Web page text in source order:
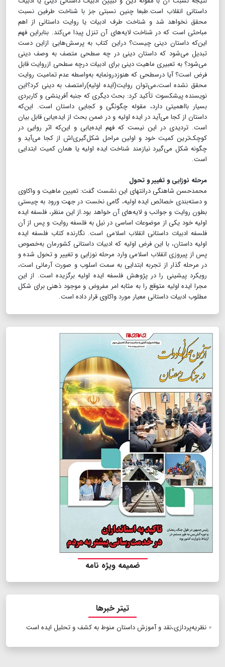
داستانی انقلاب است.طبعا چنین نسبتی جز با شناخت طرفین نسبت
محقق نخواهد شد و شناخت طرف ادبیات یا روایت داستانی از اهم
مباحثی است که در شناخت لایه‌های آن تنزل پیدا می‌کند. بنابراین فهم
این‌که داستان دینی چیست؟ دراین کتاب به پرسش‌هایی ازاین دست
تبدیل می‌شود که داستان دینی در چه سطحی متصف به وصف دینی
می‌شود؟ به تعبیری ماهیت دینی برای ادبیات درچه سطحی ازروایت قابل
فرض است؟ آیا درسطحی که هنوزدرونمایه به‌واسطه عدم تمامیت روایت
محقق نشده است،می‌توان روایت(ایده اولیه)رامتصف به دینی کرد؟این
نویسنده پیشکسوت تأکید کرد: بحث دیگری که جنبه آفرینشی و کاربردی
بسیار با‌اهمیتی دارد، مقوله چگونگی و کجایی داستان است. این‌که
داستان از کجا می‌آید در ایده اولیه و در ضمن بحث از ایده‌یابی قابل بیان
است. تردیدی در این نیست که فهم ایده‌یابی و این‌که اثر روایی در
کوچک‌ترین کمیت خود و اولین مراحل شکل‌گیری‌اش از کجا می‌آید و
چگونه شکل می‌گیرد نیازمند شناخت ایده اولیه یا همان کمیت ابتدایی
است.
مرحله نوزایی و تغییر و تحول
محمد‌حسن شاهنگی درانتهای این نشست گفت: تعیین ماهیت و واکاوی
و دسته‌بندی خصائص ایده اولیه، گامی نخست در جهت ورود به چیستی
بطون روایت و جوانب و لایه‌های آن خواهد بود.از این منظر، فلسفه ایده
اولیه خود یکی از موضوعات اساسی در نیل به فلسفه روایت و پس از آن
فلسفه ادبیات داستانی انقلاب اسلامی است. نگارنده کتاب فلسفه ایده
اولیه داستان، با این فرض اولیه که ادبیات داستانی کشورمان به‌خصوص
پس از پیروزی انقلاب اسلامی وارد مرحله نوزایی و تغییر و تحول شده و
در مرحله گذار از تجربه ابتدایی به سمت اسلوب و صورت آرمانی است،
رویکرد پیشینی را در پژوهش فلسفه ایده اولیه برگزیده است. از این
مجرا ایده اولیه متوقع را به مثابه امر مفروض و موجود ذهنی برای شکل
مطلوب ادبیات داستانی معیار مورد واکاوی قرار داده است.
ضمیمه ویژه نامه
تیتر خبرها
نظریه‌پردازی،نقد و آموزش داستان منوط به کشف و تحلیل ایده است